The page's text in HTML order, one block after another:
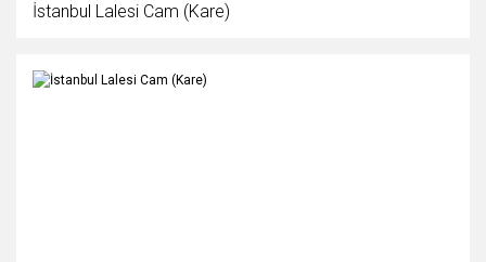
İstanbul Lalesi Cam (Kare)